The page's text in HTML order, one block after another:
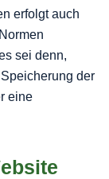
erfolgt auch
sei denn,
der
eine